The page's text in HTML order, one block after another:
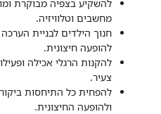
להשקיע בצפיה מבוקרת
מחשבים וטלוויזיה.
חנוך הילדים לבניית
להופעה חיצונית.
להקנות הרגלי אכילה
צעיר.
להפחית כל התיחסות
ולהופעה החיצונית.